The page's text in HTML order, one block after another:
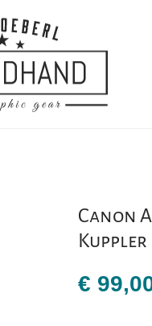
Canon
Kuppler
€